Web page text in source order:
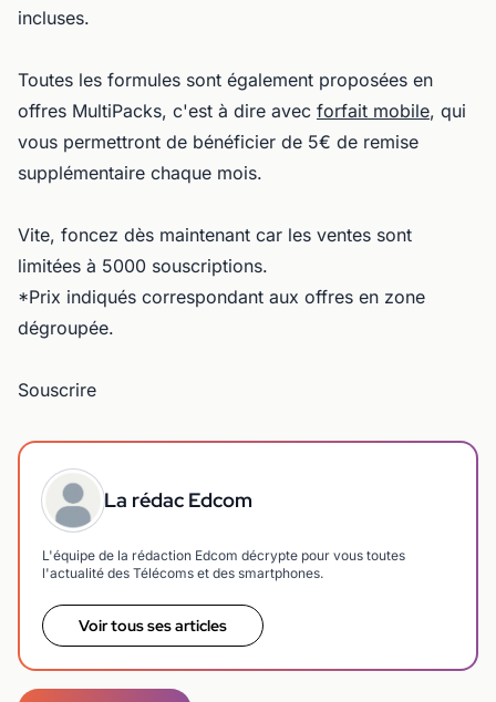
incluses.
Toutes les formules sont également proposées en
offres MultiPacks, c'est à dire avec forfait mobile, qui
vous permettront de bénéficier de 5€ de remise
supplémentaire chaque mois.
Vite, foncez dès maintenant car les ventes sont
limitées à 5000 souscriptions.
*Prix indiqués correspondant aux offres en zone
dégroupée.
Souscrire
La rédac Edcom
L'équipe de la rédaction Edcom décrypte pour vous toutes
l'actualité des Télécoms et des smartphones.
Voir tous ses articles